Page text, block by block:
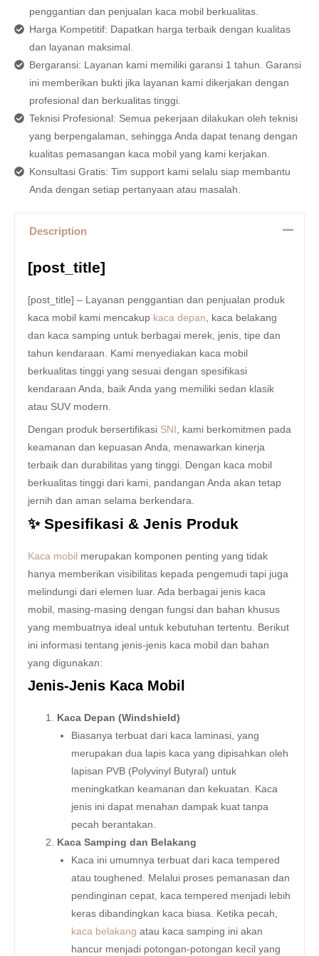
penggantian dan penjualan kaca mobil berkualitas.
Harga Kompetitif: Dapatkan harga terbaik dengan kualitas
dan layanan maksimal.
Bergaransi: Layanan kami memiliki garansi 1 tahun. Garansi
ini memberikan bukti jika layanan kami dikerjakan dengan
profesional dan berkualitas tinggi.
Teknisi Profesional: Semua pekerjaan dilakukan oleh teknisi
yang berpengalaman, sehingga Anda dapat tenang dengan
kualitas pemasangan kaca mobil yang kami kerjakan.
Konsultasi Gratis: Tim support kami selalu siap membantu
Anda dengan setiap pertanyaan atau masalah.
Description
[post_title]
[post_title] – Layanan penggantian dan penjualan produk
kaca mobil kami mencakup kaca depan , kaca belakang
dan kaca samping untuk berbagai merek, jenis, tipe dan
tahun kendaraan. Kami menyediakan kaca mobil
berkualitas tinggi yang sesuai dengan spesifikasi
kendaraan Anda, baik Anda yang memiliki sedan klasik
atau SUV modern.
Dengan produk bersertifikasi SNI
, kami berkomitmen pada
keamanan dan kepuasan Anda, menawarkan kinerja
terbaik dan durabilitas yang tinggi. Dengan kaca mobil
berkualitas tinggi dari kami, pandangan Anda akan tetap
jernih dan aman selama berkendara.
✨ Spesifikasi & Jenis Produk
Kaca mobil merupakan komponen penting yang tidak
hanya memberikan visibilitas kepada pengemudi tapi juga
melindungi dari elemen luar. Ada berbagai jenis kaca
mobil, masing-masing dengan fungsi dan bahan khusus
yang membuatnya ideal untuk kebutuhan tertentu. Berikut
ini informasi tentang jenis-jenis kaca mobil dan bahan
yang digunakan:
Jenis-Jenis Kaca Mobil
Kaca Depan (Windshield)
Biasanya terbuat dari kaca laminasi, yang
merupakan dua lapis kaca yang dipisahkan oleh
lapisan PVB (Polyvinyl Butyral) untuk
meningkatkan keamanan dan kekuatan. Kaca
jenis ini dapat menahan dampak kuat tanpa
pecah berantakan.
Kaca Samping dan Belakang
Kaca ini umumnya terbuat dari kaca tempered
atau toughened. Melalui proses pemanasan dan
pendinginan cepat, kaca tempered menjadi lebih
keras dibandingkan kaca biasa. Ketika pecah,
kaca belakang atau kaca samping ini akan
hancur menjadi potongan-potongan kecil yang